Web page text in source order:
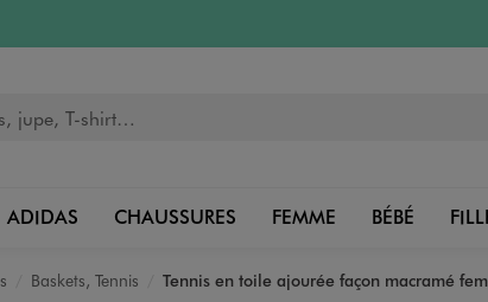
ADIDAS CHAUSSURES FEMME BÉBÉ
Baskets, Tennis Tennis en toile ajourée façon macramé